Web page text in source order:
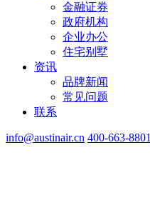
金融证券
政府机构
企业办公
住宅别墅
资讯
品牌新闻
常见问题
联系
info@austinair.cn 400-663-8801